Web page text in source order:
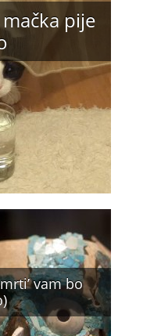
pije
vam bo